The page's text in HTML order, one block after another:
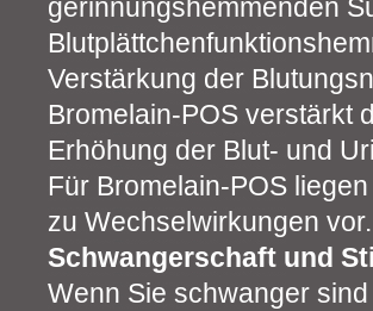
gerinnungshemmenden
Verstärkung der
Bromelain-POS verstärkt
Erhöhung der Blut- und
Für Bromelain-POS
zu Wechselwirkungen vor.
Schwangerschaft und
Wenn Sie schwanger